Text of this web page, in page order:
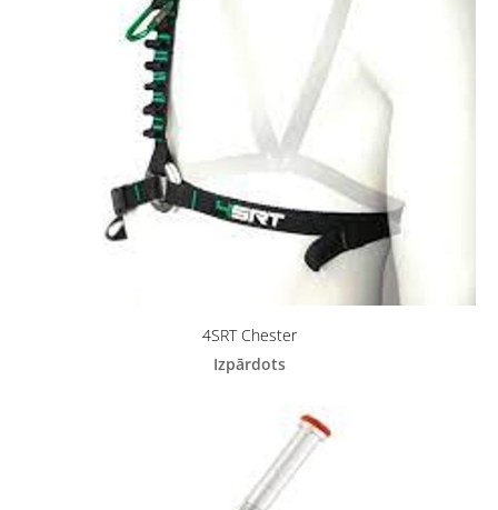
4SRT Chester
Izpārdots